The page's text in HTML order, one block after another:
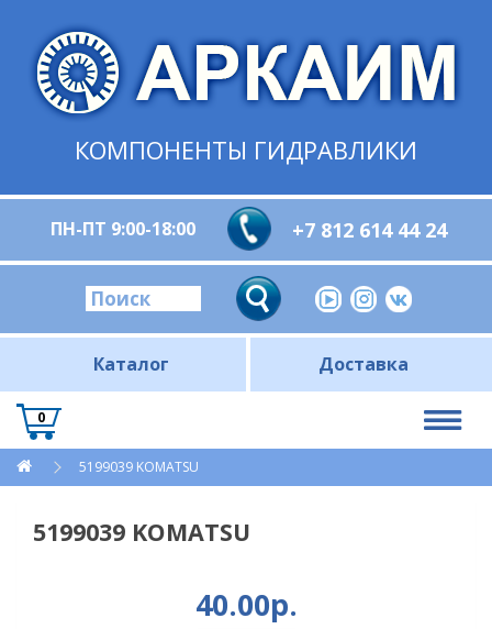
КОМПОНЕНТЫ ГИДРАВЛИКИ
ПН-ПТ 9:00-18:00 +7 812 614 44 24
Каталог Доставка
0
5199039 KOMATSU
5199039 KOMATSU
40.00р.